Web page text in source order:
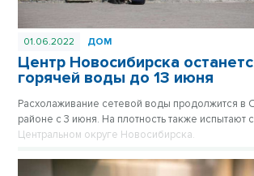
01.06.2022 ДОМ
Центр Новосибирска
горячей воды до 13 июня
Расхолаживание сетевой воды продолжится в
районе с 3 июня. На плотность также испытают
Центральном округе Новосибирска.